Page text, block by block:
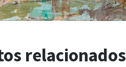
relacionados